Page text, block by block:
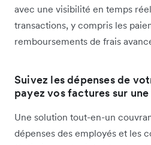
avec une visibilité en temps
transactions, y compris les
remboursements de frais
Suivez les dépenses de
payez vos factures sur
Une solution tout-en-un
dépenses des employés et les